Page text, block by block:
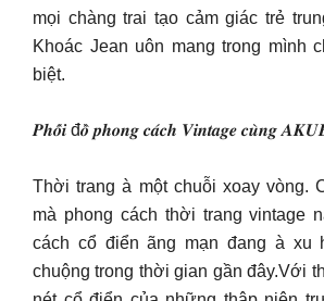
mọi chàng trai tạo cảm giác trẻ
Khoác Jean uôn mang trong mình
biệt.
𝑷𝒉𝒐̂́𝒊 đ𝒐̂̀ 𝒑𝒉𝒐𝒏𝒈 𝒄𝒂́𝒄𝒉 𝑽𝒊𝒏𝒕𝒂𝒈𝒆 𝒄𝒖̀𝒏𝒈
Thời trang à một chuỗi xoay vòng.
mà phong cách thời trang vintage
cách cổ điển ãng mạn đang à xu
chuộng trong thời gian gần đây.Với